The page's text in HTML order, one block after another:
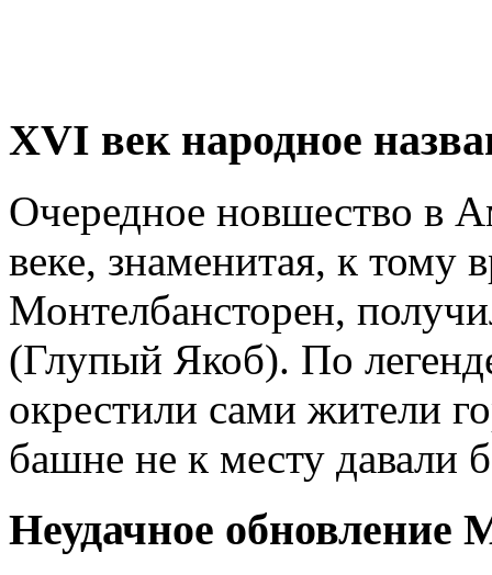
XVI век народное
Очередное новшество в
веке, знаменитая, к тому
Монтелбансторен,
(Глупый Якоб). По
окрестили сами жители
башне не к месту давали
Неудачное обновление